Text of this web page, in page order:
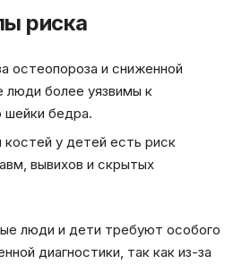
риска
остеопороза и сниженной
люди более уязвимы к
бедра.
костей у детей есть риск
вывихов и скрытых
люди и дети требуют особого
диагностики, так как из-за